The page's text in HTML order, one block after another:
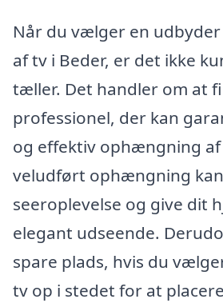
Når du vælger en
af tv i Beder, er det ikke
tæller. Det handler om at
professionel, der kan
og effektiv ophængning af
veludført ophængning
seeroplevelse og give dit
elegant udseende.
spare plads, hvis du
tv op i stedet for at